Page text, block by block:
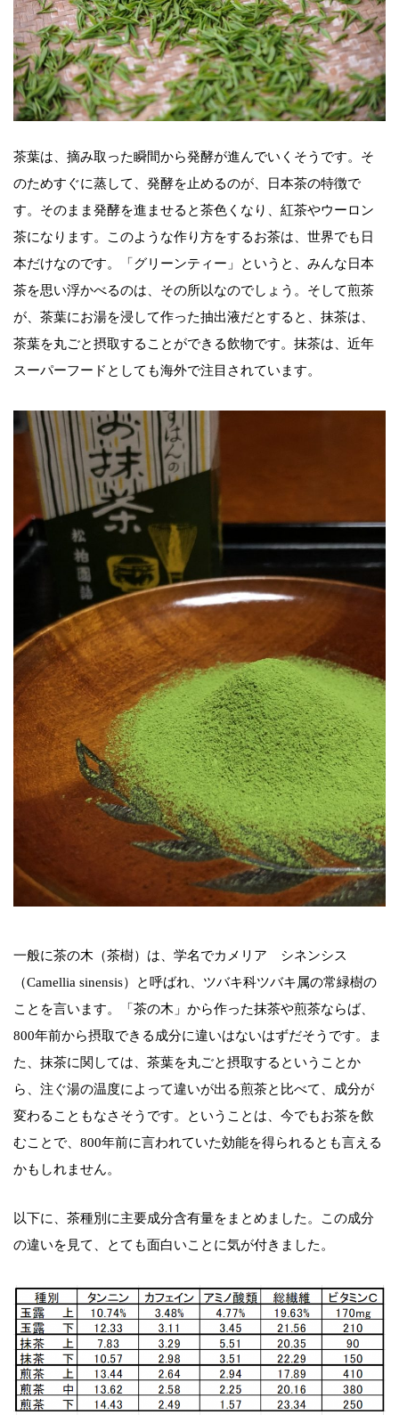
茶葉は、摘み取った瞬間から発酵が進んでいくそうです。そ
のためすぐに蒸して、発酵を止めるのが、日本茶の特徴で
す。そのまま発酵を進ませると茶色くなり、紅茶やウーロン
茶になります。このような作り方をするお茶は、世界でも日
本だけなのです。「グリーンティー」というと、みんな日本
茶を思い浮かべるのは、その所以なのでしょう。そして煎茶
が、茶葉にお湯を浸して作った抽出液だとすると、抹茶は、
茶葉を丸ごと摂取することができる飲物です。抹茶は、近年
スーパーフードとしても海外で注目されています。
一般に茶の木（茶樹）は、学名でカメリア シネンシス
（Camellia sinensis）と呼ばれ、ツバキ科ツバキ属の常緑樹の
ことを言います。「茶の木」から作った抹茶や煎茶ならば、
800年前から摂取できる成分に違いはないはずだそうです。ま
た、抹茶に関しては、茶葉を丸ごと摂取するということか
ら、注ぐ湯の温度によって違いが出る煎茶と比べて、成分が
変わることもなさそうです。ということは、今でもお茶を飲
むことで、800年前に言われていた効能を得られるとも言える
かもしれません。
以下に、茶種別に主要成分含有量をまとめました。この成分
の違いを見て、とても面白いことに気が付きました。